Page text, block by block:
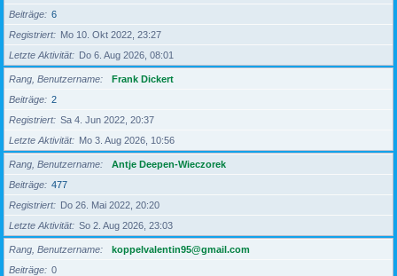
Beiträge
6
Registriert
Mo 10. Okt 2022, 23:27
Letzte Aktivität
Do 6. Aug 2026, 08:01
Rang, Benutzername
Frank Dickert
Beiträge
2
Registriert
Sa 4. Jun 2022, 20:37
Letzte Aktivität
Mo 3. Aug 2026, 10:56
Rang, Benutzername
Antje Deepen-Wieczorek
Beiträge
477
Registriert
Do 26. Mai 2022, 20:20
Letzte Aktivität
So 2. Aug 2026, 23:03
Rang, Benutzername
koppelvalentin95@gmail.com
Beiträge
0